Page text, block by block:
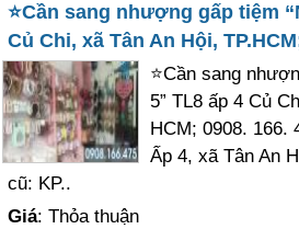
⭐Cần sang nhượng gấp tiệm
Củ Chi, xã Tân An Hội,
⭐Cần sang
5” TL8 ấp 4 Củ
HCM; 0908. 166.
Ấp 4, xã Tân An
cũ: KP..
Giá: Thỏa thuận